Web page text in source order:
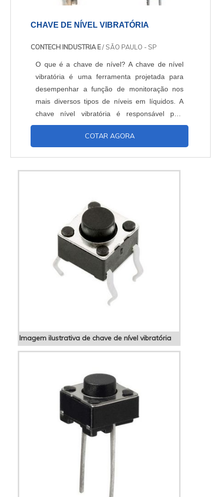
CHAVE DE NÍVEL VIBRATÓRIA
CONTECH INDUSTRIA E/ SÃO PAULO - SP
O que é a chave de nível? A chave de nível
vibratória é uma ferramenta projetada para
desempenhar a função de monitoração nos
mais diversos tipos de níveis em líquidos. A
chave nível vibratória é responsável pela
medição de nível em diversos tipos de líquidos,
concedendo a possibilidade de encontrar
COTAR AGORA
Imagem ilustrativa de chave de nível vibratória